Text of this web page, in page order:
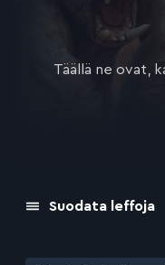
Täällä ne ovat,
Suodata leffoja